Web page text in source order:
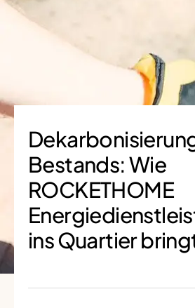
Bestands: Wie
ROCKETHOME
ins Quartier